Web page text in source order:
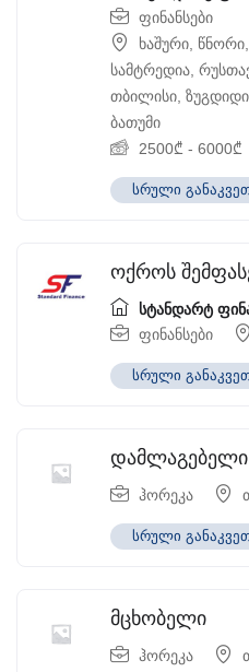
ფინანსები
ხაშური წნორი
სამტრედია
თბილისი ზუგდიდი
ბათუმი
2500₾ - 6000₾
სრული
ოქროს
სტანდარტ
ფინანსები
სრული
დამლაგებელი
ჰორეკა
სრული
მცხობელი
ჰორეკა